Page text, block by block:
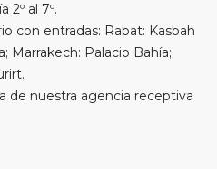
2º al 7º.
con entradas: Rabat: Kasbah
Marrakech: Palacio Bahía;
de nuestra agencia receptiva